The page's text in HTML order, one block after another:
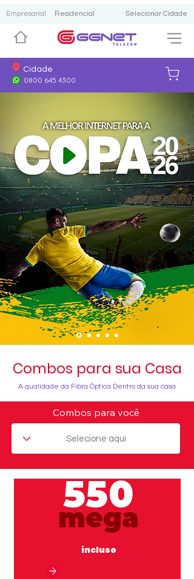
Empresarial Residencial Selecionar Cidade
Cidade
0800 645 4300
Combos para sua Casa
A qualidade da Fibra Óptica Dentro da sua casa
Combos para você
550
mega
incluso